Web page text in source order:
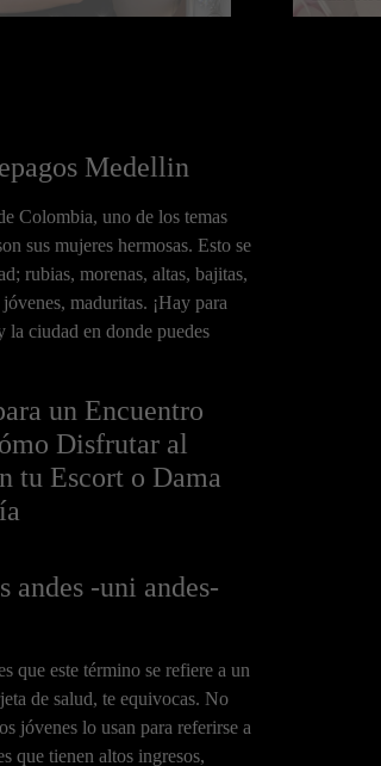
Medellin
Colombia, uno de los temas
sus mujeres hermosas. Esto se
rubias, morenas, altas, bajitas,
maduritas. ¡Hay para
la ciudad en donde puedes
un Encuentro
Disfrutar al
tu Escort o Dama
andes -uni andes-
que este término se refiere a un
de salud, te equivocas. No
jóvenes lo usan para referirse a
que tienen altos ingresos,